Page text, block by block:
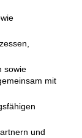
sowie
mit
und